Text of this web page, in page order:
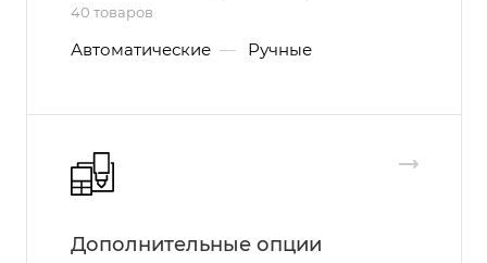
40 товаров
Автоматические — Ручные
Дополнительные опции